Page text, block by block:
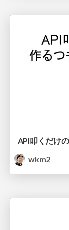
wkm2